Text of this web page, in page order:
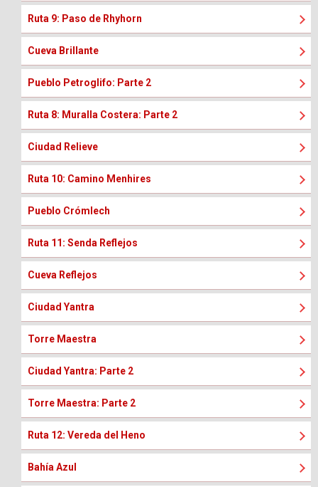
Ruta 9: Paso de Rhyhorn
Cueva Brillante
Pueblo Petroglifo: Parte 2
Ruta 8: Muralla Costera: Parte 2
Ciudad Relieve
Ruta 10: Camino Menhires
Pueblo Crómlech
Ruta 11: Senda Reflejos
Cueva Reflejos
Ciudad Yantra
Torre Maestra
Ciudad Yantra: Parte 2
Torre Maestra: Parte 2
Ruta 12: Vereda del Heno
Bahía Azul